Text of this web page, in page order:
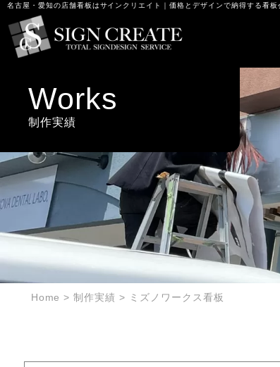
名古屋・愛知の店舗看板はサインクリエイト｜価格とデザインで納得する看板
Works
制作実績
Home >制作実績 > ミズノワークス看板